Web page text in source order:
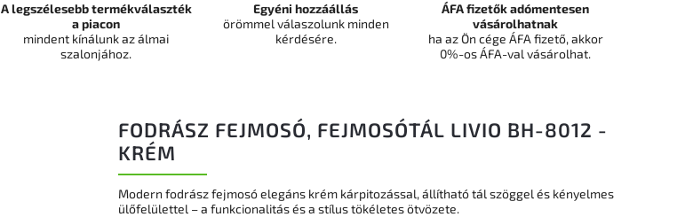
FODRÁSZ FEJMOSÓ, FEJMOSÓTÁL LIVIO BH-8012 -
KRÉM
Modern fodrász fejmosó elegáns krém kárpitozással, állítható tál szöggel és kényelmes
ülőfelülettel – a funkcionalitás és a stílus tökéletes ötvözete.
A legszélesebb termékválaszték
a piacon
mindent kínálunk az álmai
szalonjához.
Egyéni hozzáállás
örömmel válaszolunk minden
kérdésére.
ÁFA fizetők adómentesen
vásárolhatnak
ha az Ön cége ÁFA fizető, akkor
0%-os ÁFA-val vásárolhat.